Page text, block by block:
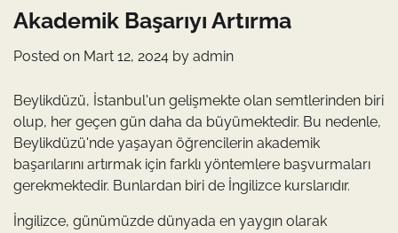
Akademik Başarıyı Artırma
Posted on Mart 12, 2024 by admin
Beylikdüzü, İstanbul'un gelişmekte olan semtlerinden biri
olup, her geçen gün daha da büyümektedir. Bu nedenle,
Beylikdüzü'nde yaşayan öğrencilerin akademik
başarılarını artırmak için farklı yöntemlere başvurmaları
gerekmektedir. Bunlardan biri de İngilizce kurslarıdır.
İngilizce, günümüzde dünyada en yaygın olarak